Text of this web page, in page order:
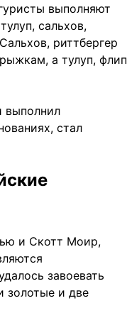
выполняют
сальхов,
риттбергер
а тулуп, флип
выполнил
стал
и Скотт Моир,
завоевать
золотые и две